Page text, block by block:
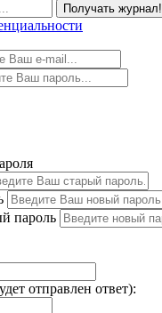
Получать журнал!
пароль
отправлен ответ):